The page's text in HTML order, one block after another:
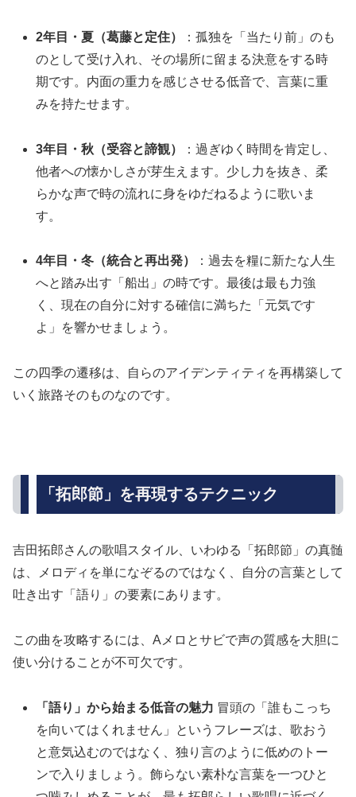
2年目・夏（葛藤と定住）
：孤独を「当たり前」のも
のとして受け入れ、その場所に留まる決意をする時
期です。内面の重力を感じさせる低音で、言葉に重
みを持たせます。
3年目・秋（受容と諦観）
：過ぎゆく時間を肯定し、
他者への懐かしさが芽生えます。少し力を抜き、柔
らかな声で時の流れに身をゆだねるように歌いま
す。
4年目・冬（統合と再出発）
：過去を糧に新たな人生
へと踏み出す「船出」の時です。最後は最も力強
く、現在の自分に対する確信に満ちた「元気です
よ」を響かせましょう。
この四季の遷移は、自らのアイデンティティを再構築して
いく旅路そのものなのです。
「拓郎節」を再現するテクニック
吉田拓郎さんの歌唱スタイル、いわゆる「拓郎節」の真髄
は、メロディを単になぞるのではなく、自分の言葉として
吐き出す「語り」の要素にあります。
この曲を攻略するには、Aメロとサビで声の質感を大胆に
使い分けることが不可欠です。
「語り」から始まる低音の魅力 冒頭の「誰もこっち
を向いてはくれません」というフレーズは、歌おう
と意気込むのではなく、独り言のように低めのトー
ンで入りましょう。飾らない素朴な言葉を一つひと